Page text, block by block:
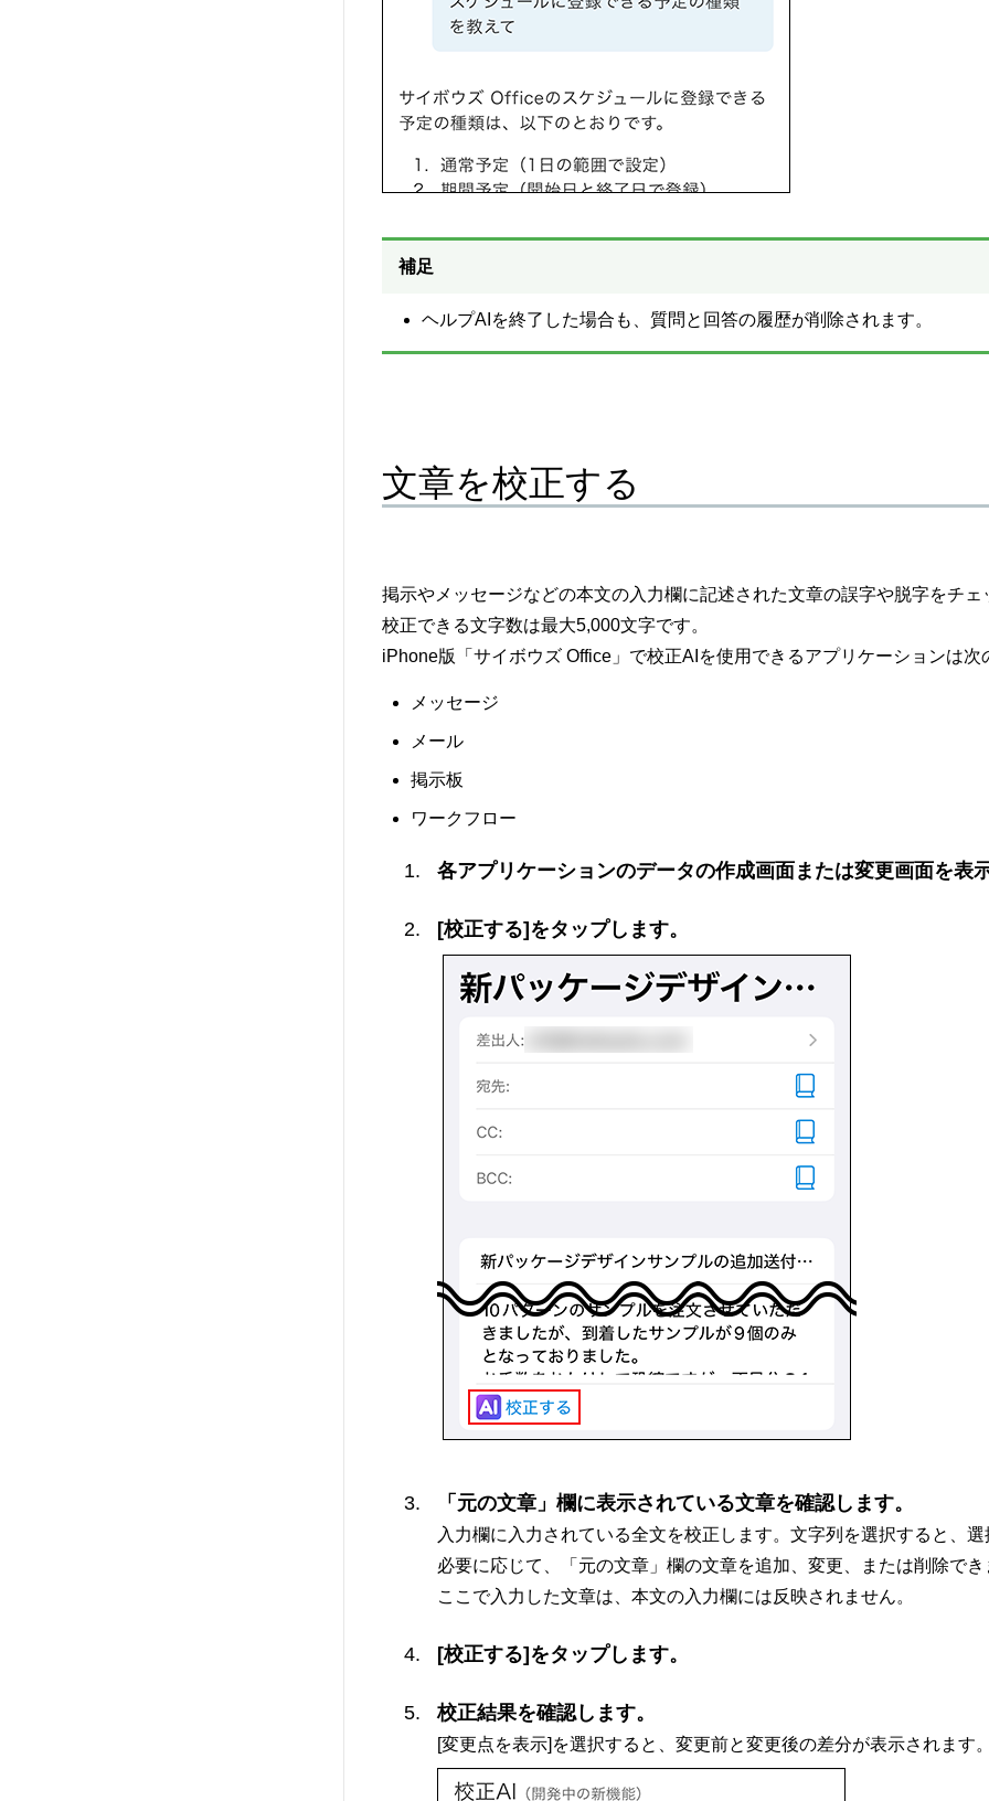
補足
ヘルプAIを終了した場合も、質問と回答の履歴が削除されます。
文章を校正する
掲示やメッセージなどの本文の入力欄に記述された文章の誤字や脱字をチェ
校正できる文字数は最大5,000文字です。
iPhone版「サイボウズ Office」で校正AIを使用できるアプリケーションは次
メッセージ
メール
掲示板
ワークフロー
各アプリケーションのデータの作成画面または変更画面を表
[校正する]をタップします。
「元の文章」欄に表示されている文章を確認します。
入力欄に入力されている全文を校正します。文字列を選択すると、選
必要に応じて、「元の文章」欄の文章を追加、変更、または削除でき
ここで入力した文章は、本文の入力欄には反映されません。
[校正する]をタップします。
校正結果を確認します。
[変更点を表示]を選択すると、変更前と変更後の差分が表示されます。